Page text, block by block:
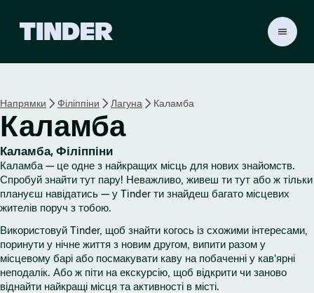
н
а
с
о
р
і
а
T
i
n
Напрямки Філіппіни Лагуна Каламба
Каламба
Каламба, Філіппіни
Каламба — це одне з найкращих місць для нових знайомств.
Спробуй знайти тут пару! Неважливо, живеш ти тут або ж тільки
плануєш навідатись — у Tinder ти знайдеш багато місцевих
жителів поруч з тобою.
Використовуй Tinder, щоб знайти когось із схожими інтересами,
поринути у нічне життя з новим другом, випити разом у
місцевому барі або посмакувати каву на побаченні у кав'ярні
неподалік. Або ж піти на екскурсію, щоб відкрити чи заново
віднайти найкращі місця та активності в місті.